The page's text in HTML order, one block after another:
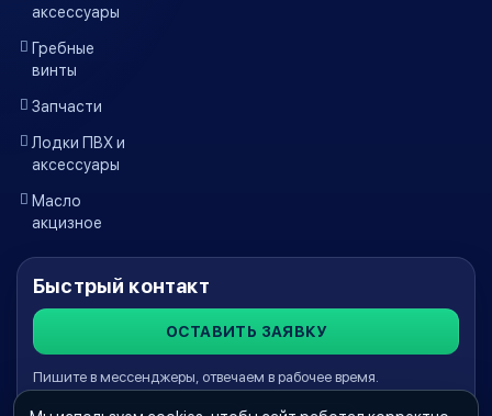
аксессуары
Гребные
винты
Запчасти
Лодки ПВХ и
аксессуары
Масло
акцизное
Быстрый контакт
ОСТАВИТЬ ЗАЯВКУ
Пишите в мессенджеры, отвечаем в рабочее время.